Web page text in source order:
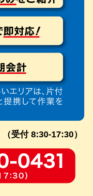
（受付 8:30-17:30）